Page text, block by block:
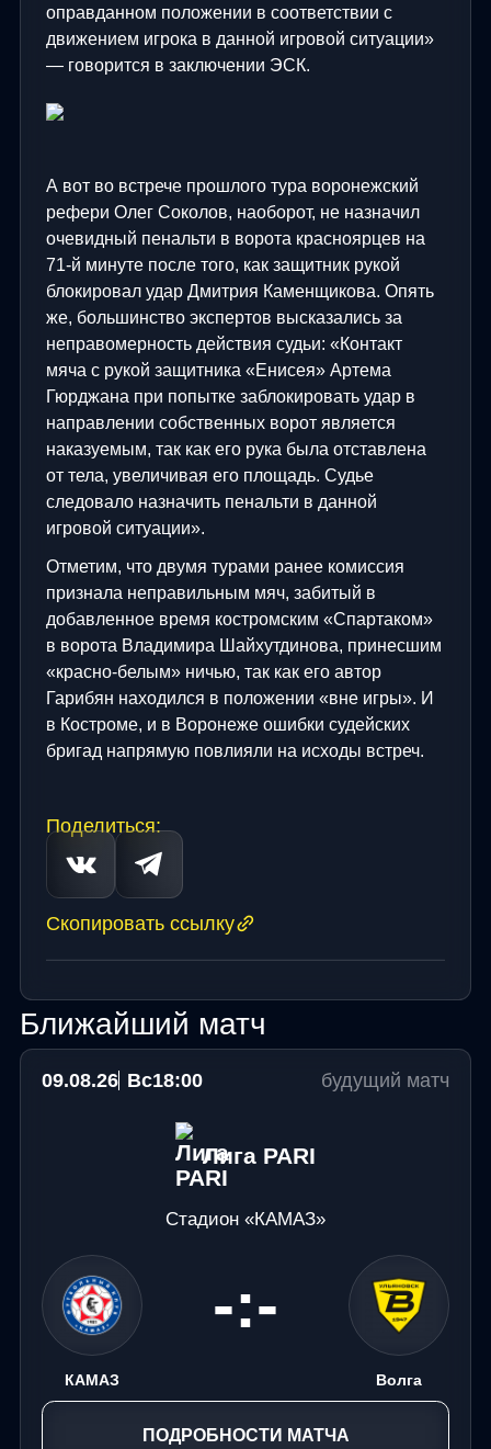
оправданном положении в соответствии с
движением игрока в данной игровой ситуации»
— говорится в заключении ЭСК.
А вот во встрече прошлого тура воронежский
рефери Олег Соколов, наоборот, не назначил
очевидный пенальти в ворота красноярцев на
71-й минуте после того, как защитник рукой
блокировал удар Дмитрия Каменщикова. Опять
же, большинство экспертов высказались за
неправомерность действия судьи: «Контакт
мяча с рукой защитника «Енисея» Артема
Гюрджана при попытке заблокировать удар в
направлении собственных ворот является
наказуемым, так как его рука была отставлена
от тела, увеличивая его площадь. Судье
следовало назначить пенальти в данной
игровой ситуации».
Отметим, что двумя турами ранее комиссия
признала неправильным мяч, забитый в
добавленное время костромским «Спартаком»
в ворота Владимира Шайхутдинова, принесшим
«красно-белым» ничью, так как его автор
Гарибян находился в положении «вне игры». И
в Костроме, и в Воронеже ошибки судейских
бригад напрямую повлияли на исходы встреч.
Поделиться:
Скопировать ссылку
Ближайший матч
09.08.26 Вс18:00 будущий матч
Лига PARI
Стадион «КАМАЗ»
КАМАЗ
-:-
Волга
ПОДРОБНОСТИ МАТЧА